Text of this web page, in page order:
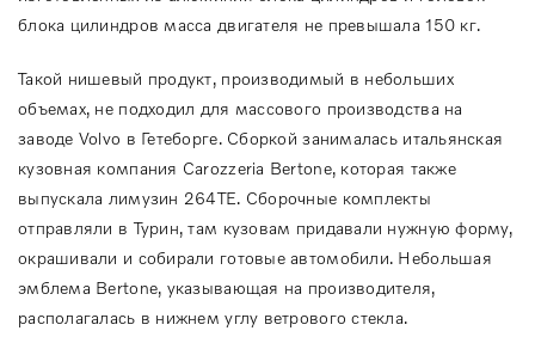
блока цилиндров масса двигателя не превышала 150 кг.
Такой нишевый продукт, производимый в небольших
объемах, не подходил для массового производства на
заводе Volvo в Гетеборге. Сборкой занималась итальянская
кузовная компания Carozzeria Bertone, которая также
выпускала лимузин 264TE. Сборочные комплекты
отправляли в Турин, там кузовам придавали нужную форму,
окрашивали и собирали готовые автомобили. Небольшая
эмблема Bertone, указывающая на производителя,
располагалась в нижнем углу ветрового стекла.